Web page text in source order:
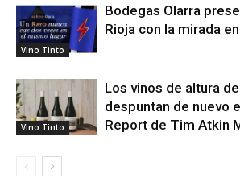
Vino Tinto
Bodegas Olarra
Rioja con la mirada
Vino Tinto
Los vinos de altura
despuntan de nuevo
Report de Tim Atkin